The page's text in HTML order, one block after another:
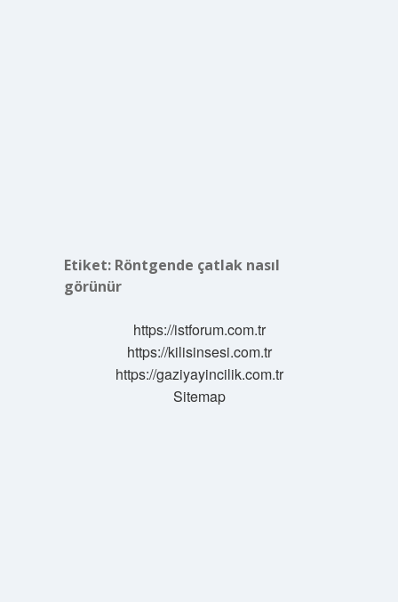
Etiket: Röntgende çatlak nasıl
görünür
https://istforum.com.tr
https://kilisinsesi.com.tr
https://gaziyayincilik.com.tr
Sitemap